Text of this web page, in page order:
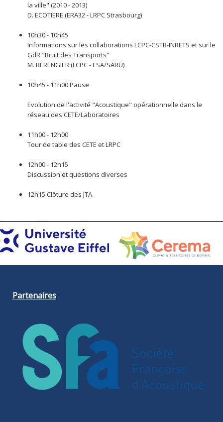
la ville" (2010 - 2013)
D. ECOTIERE (ERA32 - LRPC Strasbourg)
10h30 - 10h45
Informations sur les collaborations LCPC-CSTB-INRETS et sur le
GdR "Bruit des Transports"
M. BERENGIER (LCPC - ESA/SARU)
10h45 - 11h00 Pause
Evolution de l'activité "Acoustique" opérationnelle dans le
réseau des CETE/Laboratoires
11h00 - 12h00
Tour de table des CETE et LRPC
12h00 - 12h15
Discussion et questions diverses
12h15 Clôture des JTA
Partenaires